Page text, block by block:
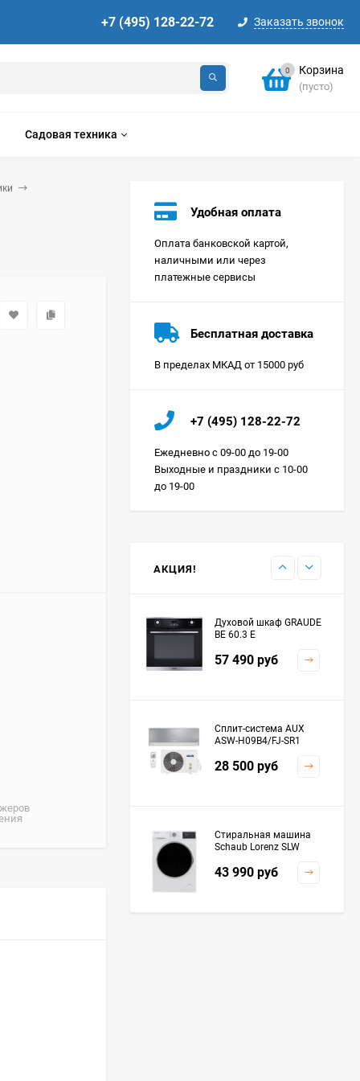
+7 (495) 128-22-72 Заказать звонок
0 Корзина
(пусто)
Садовая техника
Удобная оплата
Оплата банковской картой,
наличными или через
платежные сервисы
Бесплатная доставка
В пределах МКАД от 15000 руб
+7 (495) 128-22-72
Ежедневно с 09-00 до 19-00
Выходные и праздники с 10-00
до 19-00
АКЦИЯ!
Цена по
ORGS2DBHFSS
запросу
Духовой шкаф GRAUDE
BE 60.3 E
57 490 руб
Сплит-система AUX
ASW-H09B4/FJ-SR1
28 500 руб
Стиральная машина
Schaub Lorenz SLW
43 990 руб